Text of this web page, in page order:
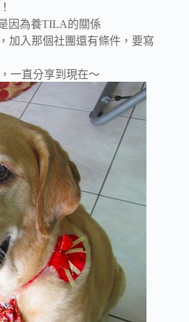
因為養TILA的關係
加入那個社團還有條件，要寫
一直分享到現在～